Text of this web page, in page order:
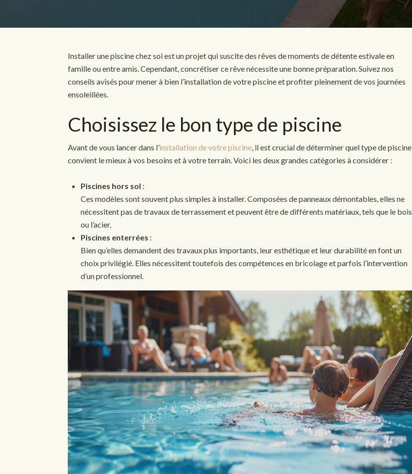
Installer une piscine chez soi est un projet qui suscite des rêves de moments de détente estivale en
famille ou entre amis. Cependant, concrétiser ce rêve nécessite une bonne préparation. Suivez nos
conseils avisés pour mener à bien l’installation de votre piscine et profiter pleinement de vos journées
ensoleillées.
Choisissez le bon type de piscine
Avant de vous lancer dans l’installation de votre piscine, il est crucial de déterminer quel type de piscine
convient le mieux à vos besoins et à votre terrain. Voici les deux grandes catégories à considérer :
Piscines hors sol :
Ces modèles sont souvent plus simples à installer. Composées de panneaux démontables, elles ne
nécessitent pas de travaux de terrassement et peuvent être de différents matériaux, tels que le bois
ou l’acier.
Piscines enterrées :
Bien qu’elles demandent des travaux plus importants, leur esthétique et leur durabilité en font un
choix privilégié. Elles nécessitent toutefois des compétences en bricolage et parfois l’intervention
d’un professionnel.